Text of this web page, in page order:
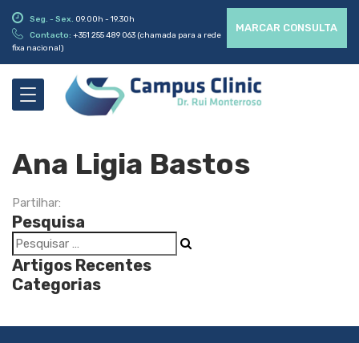
Seg. - Sex. 09.00h - 19.30h
Contacto: +351 255 489 063 (chamada para a rede
fixa nacional)
MARCAR CONSULTA
Ana Ligia Bastos
Partilhar:
Pesquisa
Artigos Recentes
Categorias